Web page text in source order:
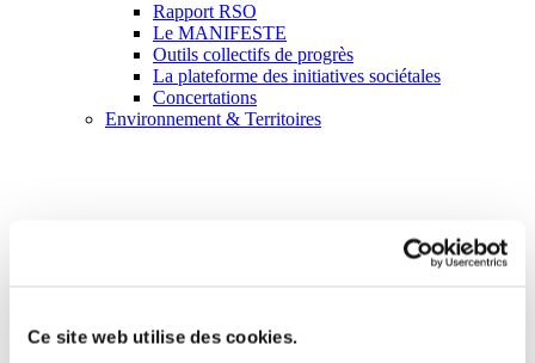
Ce site web utilise des cookies.
Rapport RSO
Le MANIFESTE
Outils collectifs de progrès
La plateforme des initiatives sociétales
Concertations
Environnement & Territoires